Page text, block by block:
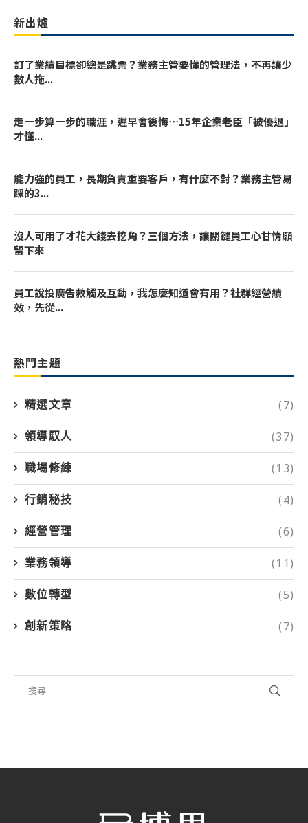
新出爐
訂了業績目標卻總是跳票？業務主管要懂的管理法，不再讓少
數人拖...
走一步算一步的職涯，遲早會後悔⋯15年企業老臣「被優退」
才懂...
能力強的員工，長期負責重要客戶，有什麼不對？業務主管易
踩的3...
沒人可用了才花大錢去挖角？三個方法，讓關鍵員工心甘情願
留下來
員工說投廣告救觸及互動，我怎麼知道會有用？社群經營績
效，先從...
熱門主題
精選文章 (7)
領導馭人 (37)
職場修練 (13)
行銷秘技 (4)
經營管理 (6)
業務領導 (11)
數位轉型 (5)
創新策略 (7)